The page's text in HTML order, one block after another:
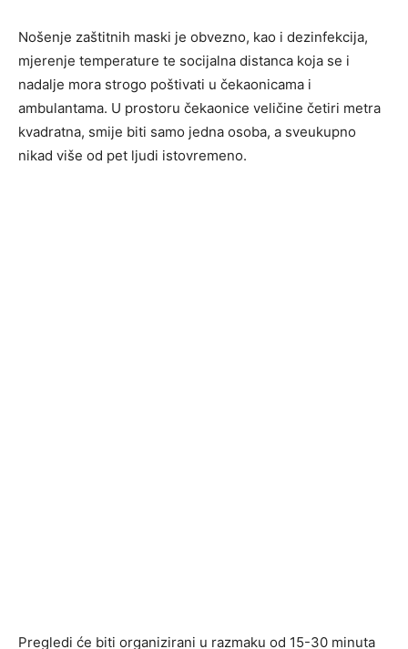
Nošenje zaštitnih maski je obvezno, kao i dezinfekcija,
mjerenje temperature te socijalna distanca koja se i
nadalje mora strogo poštivati u čekaonicama i
ambulantama. U prostoru čekaonice veličine četiri metra
kvadratna, smije biti samo jedna osoba, a sveukupno
nikad više od pet ljudi istovremeno.
Pregledi će biti organizirani u razmaku od 15-30 minuta